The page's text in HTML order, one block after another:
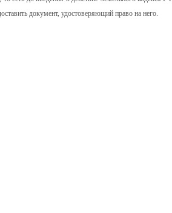
документ, удостоверяющий право на него.